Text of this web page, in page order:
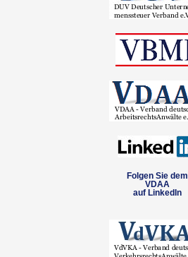
Folgen Sie dem
VDAA
auf LinkedIn